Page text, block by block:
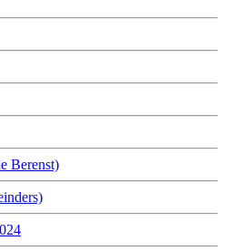
Berenst)